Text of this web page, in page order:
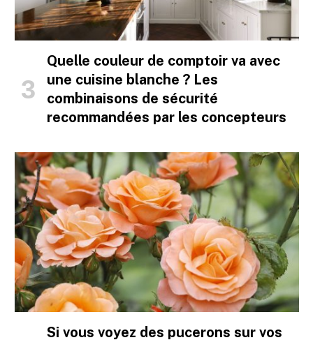
Quelle couleur de comptoir va avec
une cuisine blanche ? Les
combinaisons de sécurité
recommandées par les concepteurs
Si vous voyez des pucerons sur vos